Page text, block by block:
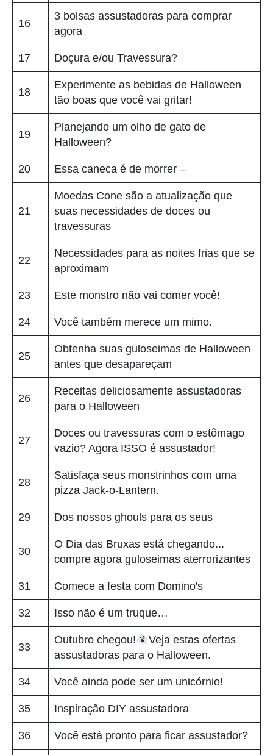
16
3 bolsas assustadoras para comprar
agora
17 Doçura e/ou Travessura?
18
Experimente as bebidas de Halloween
tão boas que você vai gritar!
19
Planejando um olho de gato de
Halloween?
20 Essa caneca é de morrer –
21
Moedas Cone são a atualização que
suas necessidades de doces ou
travessuras
22
Necessidades para as noites frias que se
aproximam
23 Este monstro não vai comer você!
24 Você também merece um mimo.
25
Obtenha suas guloseimas de Halloween
antes que desapareçam
26
Receitas deliciosamente assustadoras
para o Halloween
27
Doces ou travessuras com o estômago
vazio? Agora ISSO é assustador!
28
Satisfaça seus monstrinhos com uma
pizza Jack-o-Lantern.
29 Dos nossos ghouls para os seus
30
O Dia das Bruxas está chegando...
compre agora guloseimas aterrorizantes
31 Comece a festa com Domino's
32 Isso não é um truque…
33
Outubro chegou!
Veja estas ofertas
assustadoras para o Halloween.
34 Você ainda pode ser um unicórnio!
35 Inspiração DIY assustadora
36 Você está pronto para ficar assustador?